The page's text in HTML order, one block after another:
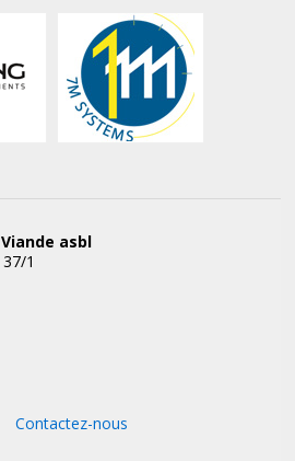
asbl
1
Contactez-nous